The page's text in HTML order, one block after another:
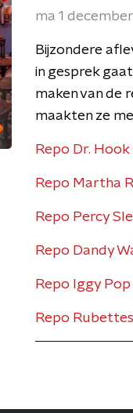
ma 1
Bijzondere
in gesprek
maken van de
maakten ze
Repo Dr. Hook
Repo Martha
Repo Percy
Repo Dandy
Repo Iggy
Repo